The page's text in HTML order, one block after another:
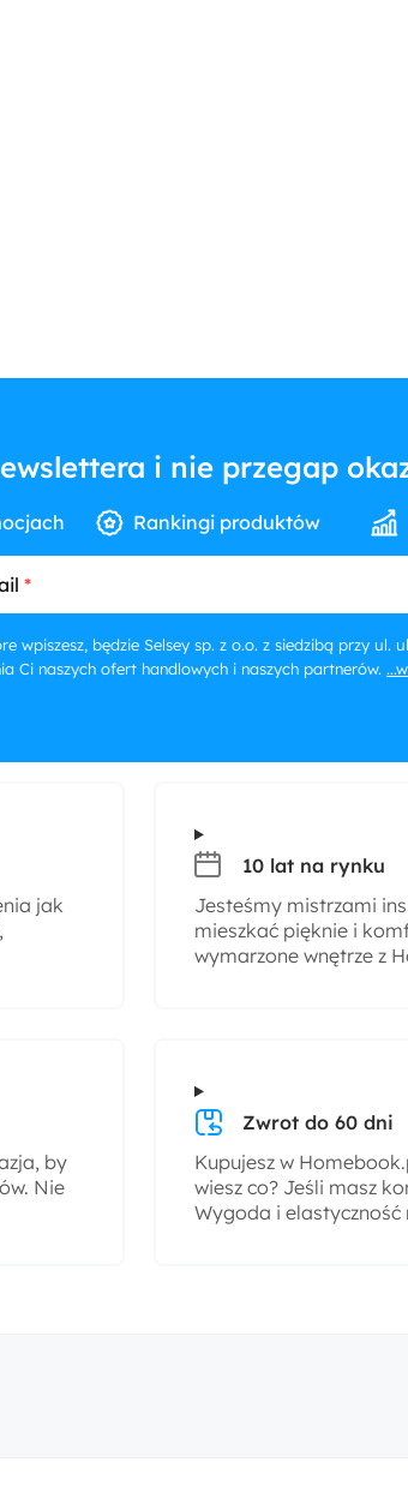
i nie przegap
Rankingi produktów
wpiszesz, będzie Selsey sp. z o.o. z siedzibą przy ul.
Ci naszych ofert handlowych i naszych partnerów.
jak
10 lat na rynku
Jesteśmy mistrzami
mieszkać pięknie i
wymarzone wnętrze z
by
Nie
Zwrot do 60 dni
Kupujesz w
wiesz co? Jeśli masz
Wygoda i